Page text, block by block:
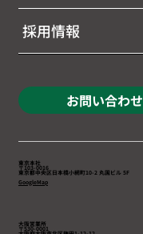
採用情報
お問い合わせ
東京本社
〒103-0016
東京都中央区日本橋小網町10-2 丸国ビル 5F
GoogleMap
大阪営業所
〒530-0001